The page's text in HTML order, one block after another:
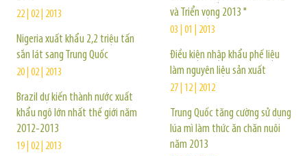
22 | 02 | 2013
Nigeria xuất khẩu 2,2 triệu tấn
sắn lát sang Trung Quốc
20 | 02 | 2013
Brazil dự kiến thành nước xuất
khẩu ngô lớn nhất thế giới năm
2012-2013
19 | 02 | 2013
và Triển vọng 2013 "
03 | 01 | 2013
Điều kiện nhập khẩu phế liệu
làm nguyên liệu sản xuất
27 | 12 | 2012
Trung Quốc tăng cường sử dụng
lúa mì làm thức ăn chăn nuôi
năm 2013